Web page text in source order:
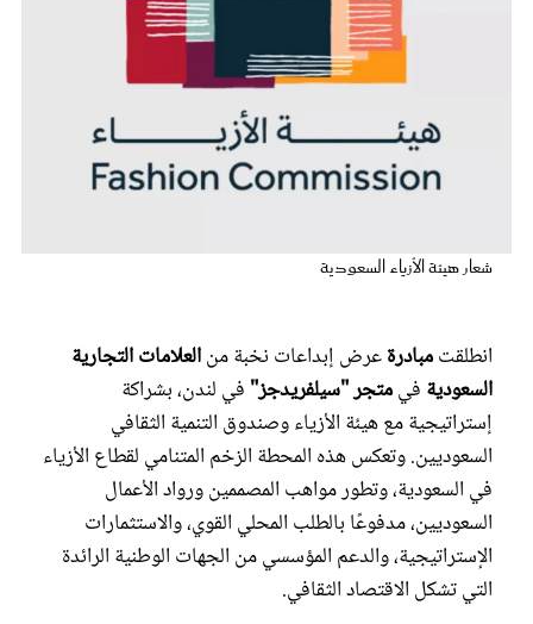
شعار هيئة الأزياء السعودية
انطلقتمبادرةعرض إبداعات نخبة منالعلامات التجارية
السعودية فيمتجر "سيلفريدجز" في لندن، بشراكة
إستراتيجية مع هيئة الأزياء وصندوق التنمية الثقافي
السعوديين. وتعكس هذه المحطة الزخم المتنامي لقطاع الأزياء
في السعودية، وتطور مواهب المصممين ورواد الأعمال
السعوديين، مدفوعًا بالطلب المحلي القوي، والاستثمارات
الإستراتيجية، والدعم المؤسسي من الجهات الوطنية الرائدة
التي تشكل الاقتصاد الثقافي.
عروس سيدتي
مجلة سيدتي
غلاف رفمي